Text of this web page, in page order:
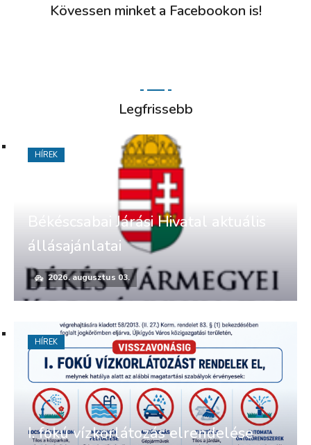
Kövessen minket a Facebookon is!
Legfrissebb
Békéscsabai Járási Hivatal aktuális
állásajánlatai
2026. augusztus 03.
HÍREK
I. fokú vízkorlátozás elrendelése
HÍREK